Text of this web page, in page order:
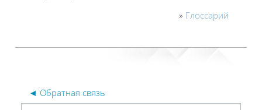
» Глоссарий
◄ Обратная связь